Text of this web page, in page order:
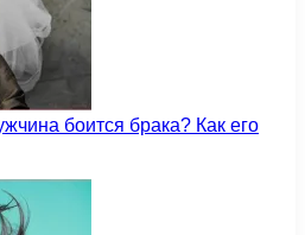
боится брака? Как его